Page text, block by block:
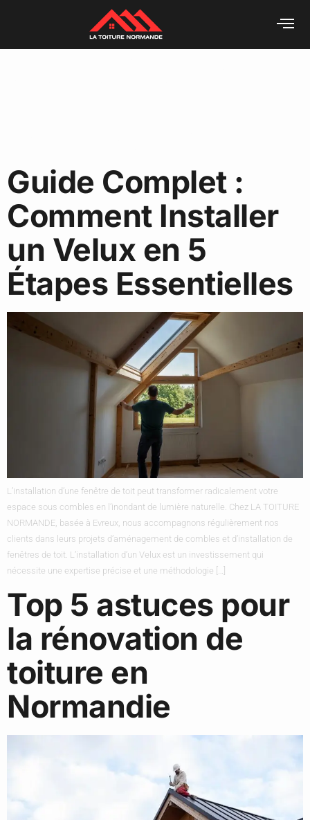
Guide Complet :
Comment Installer
un Velux en 5
Étapes Essentielles
L’installation d’une fenêtre de toit peut transformer radicalement votre
espace sous combles en l’inondant de lumière naturelle. Chez LA TOITURE
NORMANDE, basée à Evreux, nous accompagnons régulièrement nos
clients dans leurs projets d’aménagement de combles et d’installation de
fenêtres de toit. L’installation d’un Velux est un investissement qui
nécessite une expertise précise et une méthodologie […]
Top 5 astuces pour
la rénovation de
toiture en
Normandie